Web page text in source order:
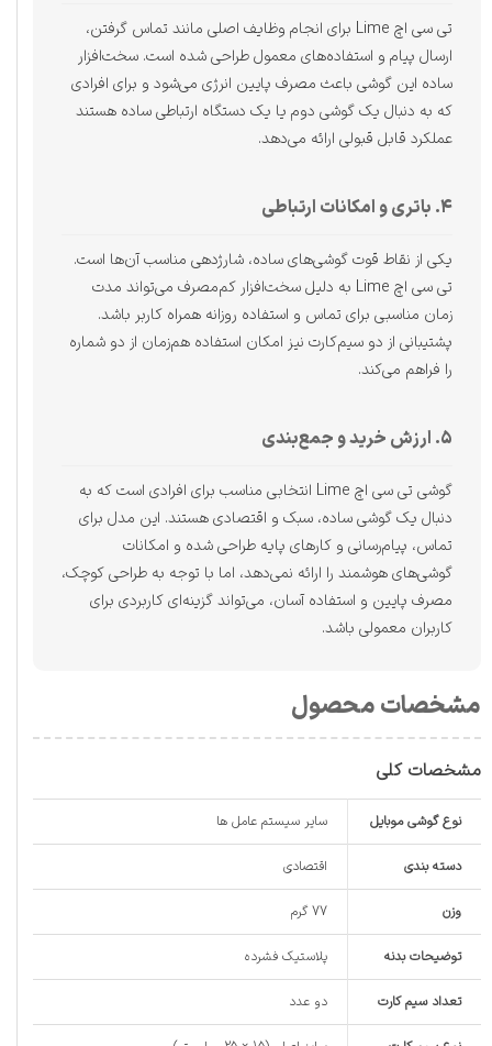
مشخصات محصول
مشخصات کلی
نوع گوشی موبایل سایر سیستم عامل ها
دسته ‌بندی اقتصادی
وزن 77 گرم
توضیحات بدنه پلاستیک فشرده
تعداد سیم کارت دو عدد
تی سی اچ Lime برای انجام وظایف اصلی مانند تماس گرفتن،
ارسال پیام و استفاده‌های معمول طراحی شده است. سخت‌افزار
ساده این گوشی باعث مصرف پایین انرژی می‌شود و برای افرادی
که به دنبال یک گوشی دوم یا یک دستگاه ارتباطی ساده هستند
عملکرد قابل قبولی ارائه می‌دهد.
۴. باتری و امکانات ارتباطی
یکی از نقاط قوت گوشی‌های ساده، شارژدهی مناسب آن‌ها است.
تی سی اچ Lime به دلیل سخت‌افزار کم‌مصرف می‌تواند مدت
زمان مناسبی برای تماس و استفاده روزانه همراه کاربر باشد.
پشتیبانی از دو سیم‌کارت نیز امکان استفاده هم‌زمان از دو شماره
را فراهم می‌کند.
۵. ارزش خرید و جمع‌بندی
گوشی تی سی اچ Lime انتخابی مناسب برای افرادی است که به
دنبال یک گوشی ساده، سبک و اقتصادی هستند. این مدل برای
تماس، پیام‌رسانی و کارهای پایه طراحی شده و امکانات
گوشی‌های هوشمند را ارائه نمی‌دهد، اما با توجه به طراحی کوچک،
مصرف پایین و استفاده آسان، می‌تواند گزینه‌ای کاربردی برای
کاربران معمولی باشد.